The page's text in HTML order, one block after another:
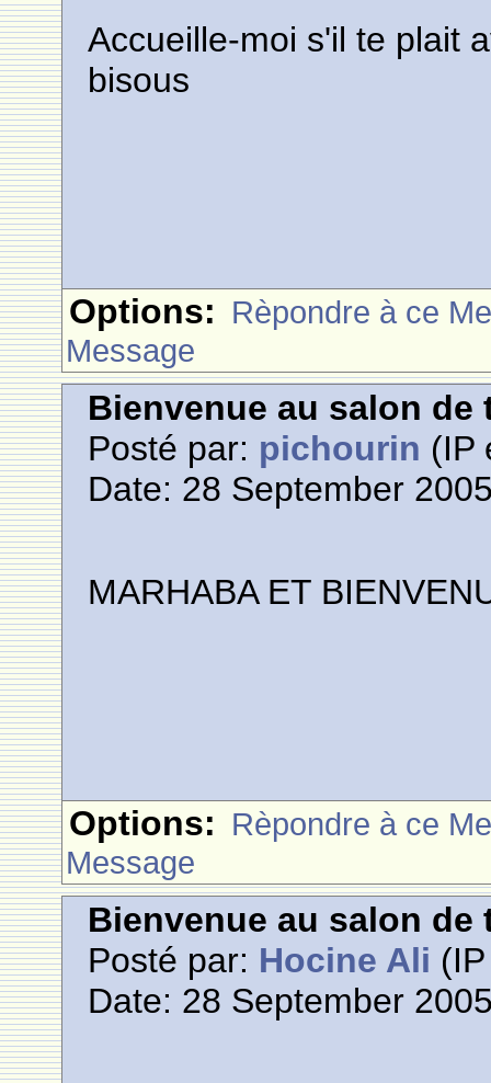
Accueille-moi s'il te plait
bisous
Options: Rèpondre à ce
Message
Bienvenue au salon de
Posté par: pichourin (IP
Date: 28 September
MARHABA ET BIENVEN
Options: Rèpondre à ce
Message
Bienvenue au salon de
Posté par: Hocine Ali
Date: 28 September